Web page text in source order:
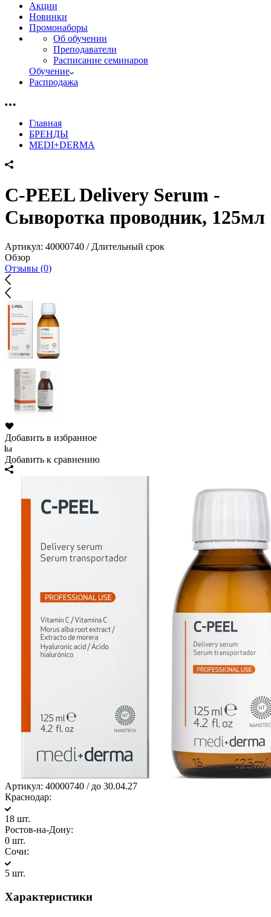
Акции
Новинки
Промонаборы
Об обучении
Преподаватели
Расписание семинаров
Обучение
Распродажа
Главная
БРЕНДЫ
MEDI+DERMA
C-PEEL Delivery Serum -
Сыворотка проводник, 125мл
Артикул: 40000740 / Длительный срок
Обзор
Отзывы (0)
Добавить в избранное
Добавить к сравнению
Артикул: 40000740 / до 30.04.27
Краснодар:
18 шт.
Ростов-на-Дону:
0 шт.
Сочи:
5 шт.
Характеристики